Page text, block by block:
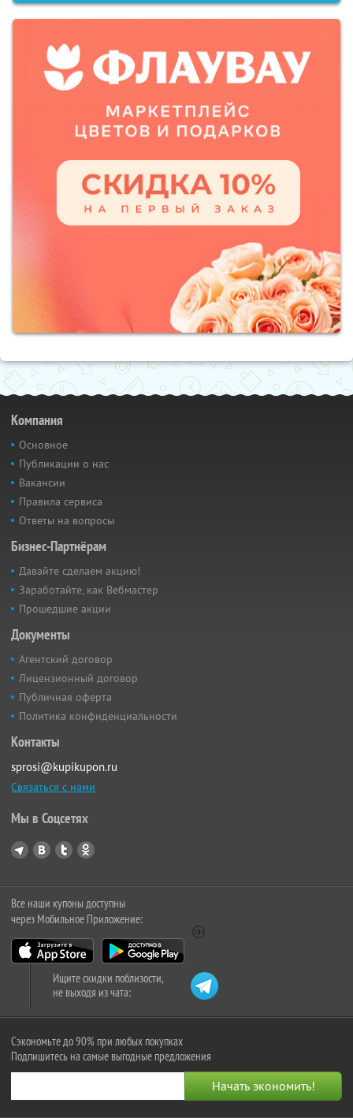
Компания
Основное
Публикации о нас
Вакансии
Правила сервиса
Ответы на вопросы
Бизнес-Партнёрам
Давайте сделаем акцию!
Заработайте, как Вебмастер
Прошедшие акции
Документы
Агентский договор
Лицензионный договор
Публичная оферта
Политика конфиденциальности
Контакты
sprosi@kupikupon.ru
Связаться с нами
Мы в Соцсетях
Все наши купоны доступны
через Мобильное Приложение:
Ищите скидки поблизости,
не выходя из чата:
Сэкономьте до 90% при любых покупках
Подпишитесь на самые выгодные предложения